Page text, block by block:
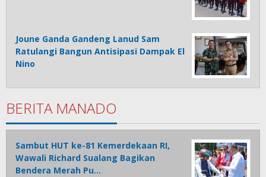
Joune Ganda Gandeng Lanud Sam
Ratulangi Bangun Antisipasi Dampak El
Nino
BERITA MANADO
Sambut HUT ke-81 Kemerdekaan RI,
Wawali Richard Sualang Bagikan
Bendera Merah Pu…